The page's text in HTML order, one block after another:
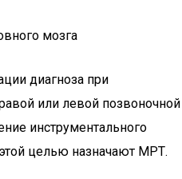
мозга
диагноза при
или левой позвоночной
инструментального
целью назначают МРТ.